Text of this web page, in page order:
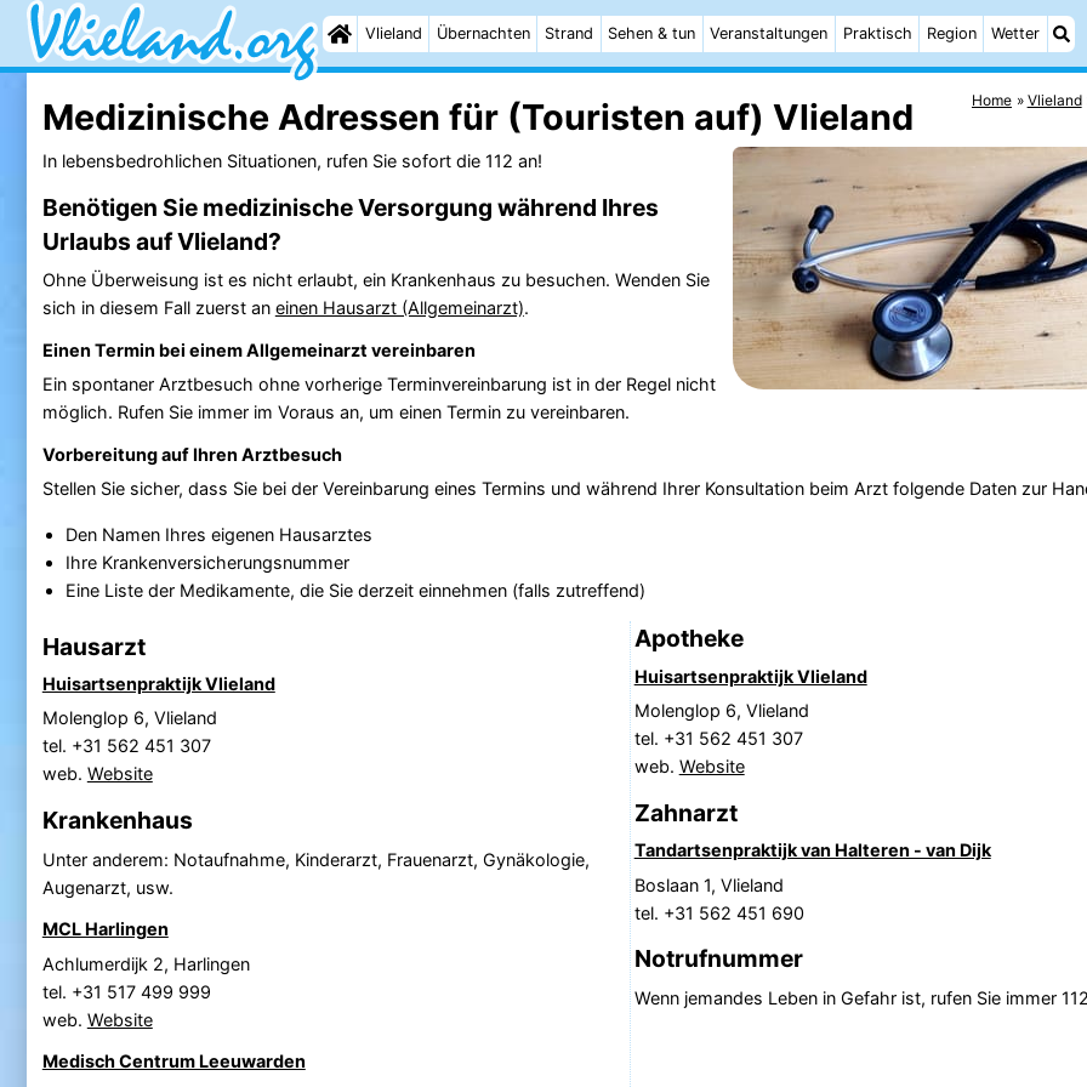
Vlieland Übernachten Strand Sehen & tun Veranstaltungen Praktisch Region Wetter
Home Vlieland
Medizinische Adressen für (Touristen auf) Vlieland
In lebensbedrohlichen Situationen, rufen Sie sofort die 112 an!
Benötigen Sie medizinische Versorgung während Ihres
Urlaubs auf Vlieland?
Ohne Überweisung ist es nicht erlaubt, ein Krankenhaus zu besuchen. Wenden Sie
sich in diesem Fall zuerst an einen Hausarzt (Allgemeinarzt).
Einen Termin bei einem Allgemeinarzt vereinbaren
Ein spontaner Arztbesuch ohne vorherige Terminvereinbarung ist in der Regel nicht
möglich. Rufen Sie immer im Voraus an, um einen Termin zu vereinbaren.
Vorbereitung auf Ihren Arztbesuch
Stellen Sie sicher, dass Sie bei der Vereinbarung eines Termins und während Ihrer Konsultation beim Arzt folgende Daten zur
Den Namen Ihres eigenen Hausarztes
Ihre Krankenversicherungsnummer
Eine Liste der Medikamente, die Sie derzeit einnehmen (falls zutreffend)
Hausarzt
Huisartsenpraktijk Vlieland
Molenglop 6, Vlieland
tel. +31 562 451 307
web. Website
Krankenhaus
Unter anderem: Notaufnahme, Kinderarzt, Frauenarzt, Gynäkologie,
Augenarzt, usw.
MCL Harlingen
Achlumerdijk 2, Harlingen
tel. +31 517 499 999
web. Website
Medisch Centrum Leeuwarden
Apotheke
Huisartsenpraktijk Vlieland
Molenglop 6, Vlieland
tel. +31 562 451 307
web. Website
Zahnarzt
Tandartsenpraktijk van Halteren - van Dijk
Boslaan 1, Vlieland
tel. +31 562 451 690
Notrufnummer
Wenn jemandes Leben in Gefahr ist, rufen Sie immer